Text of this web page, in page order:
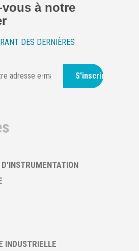
à notre
DES DERNIÈRES
S'inscrire
INDUSTRIELLE